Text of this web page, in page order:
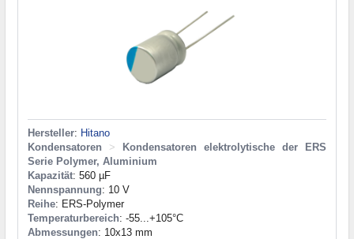
Hersteller: Hitano
Kondensatoren
>
Kondensatoren elektrolytische der ERS
Serie Polymer, Aluminium
Kapazität: 560 µF
Nennspannung: 10 V
Reihe: ERS-Polymer
Temperaturbereich: -55...+105°C
Abmessungen: 10x13 mm